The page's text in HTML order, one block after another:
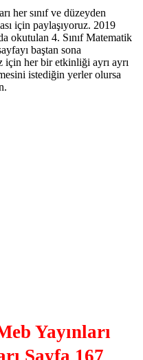
her sınıf ve düzeyden
için paylaşıyoruz. 2019
okutulan 4. Sınıf Matematik
baştan sona
için her bir etkinliği ayrı ayrı
istediğin yerler olursa
Yayınları
Sayfa 167